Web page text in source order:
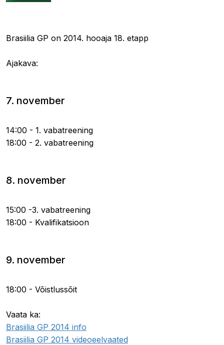
Brasiilia GP on 2014. hooaja 18. etapp
Ajakava:
7. november
14:00 - 1. vabatreening
18:00 - 2. vabatreening
8. november
15:00 -3. vabatreening
18:00 - Kvalifikatsioon
9. november
18:00 - Võistlussõit
Vaata ka:
Brasiilia GP 2014 info
Brasiilia GP 2014 videoeelvaated